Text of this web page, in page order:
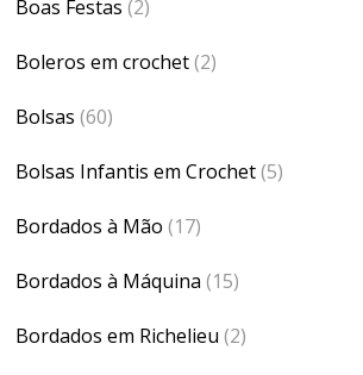
Boas Festas (2)
Boleros em crochet(2)
Bolsas (60)
Bolsas Infantis em Crochet(5)
Bordados à Mão (17)
Bordados à Máquina (15)
Bordados em Richelieu (2)